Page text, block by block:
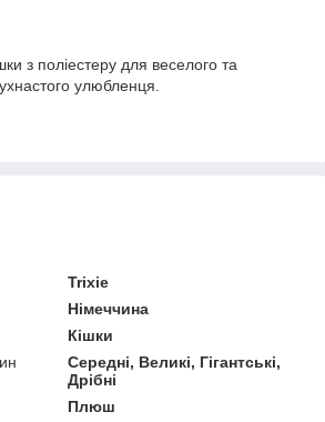
з поліестеру для веселого та
улюбленця.
Trixie
Німеччина
Кішки
Середні, Великі, Гігантські,
Дрібні
Плюш